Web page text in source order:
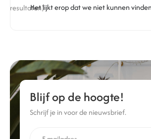
resultaten)Het lijkt erop dat we niet kunnen
Blijf op de hoogte!
Schrijf je in voor de nieuwsbrief.